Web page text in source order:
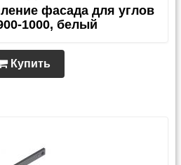
фасада для углов
1000, белый
Купить